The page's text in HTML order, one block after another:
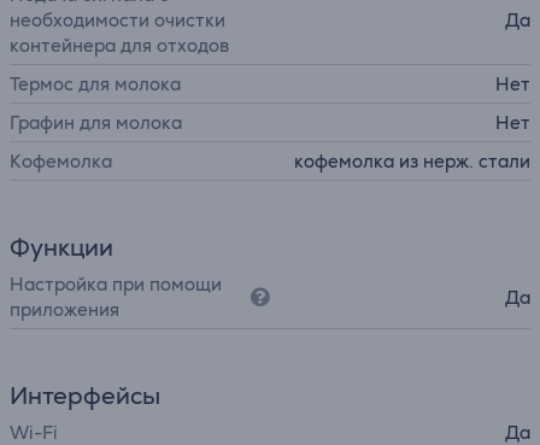
необходимости очистки
контейнера для отходов
Да
Термос для молока
Нет
Графин для молока
Нет
Кофемолка
кофемолка из нерж. стали
Функции
Настройка при помощи
приложения
Да
Интерфейсы
Wi-Fi Да